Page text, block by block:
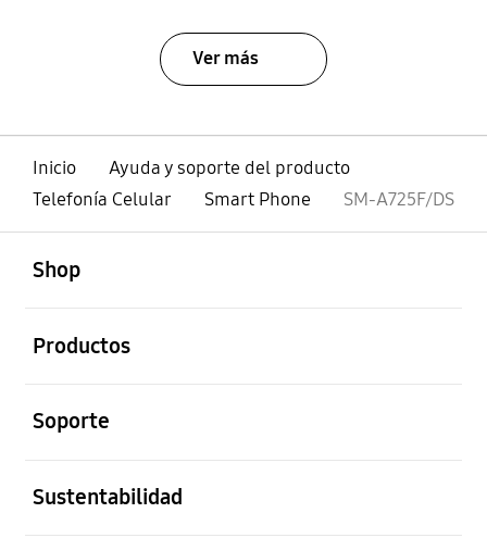
Ver más
Inicio
Ayuda y soporte del producto
Telefonía Celular
Smart Phone SM-A725F/DS
Shop
Productos
Soporte
Sustentabilidad